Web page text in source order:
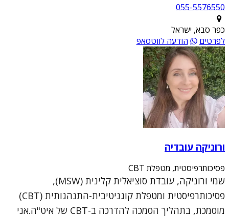
055-5576550
כפר סבא, ישראל
לפרטים
הודעה לווטסאפ
ורוניקה עובדיה
פסיכותרפיסטית, מטפלת CBT
שמי ורוניקה, עובדת סוציאלית קלינית (MSW),
פסיכותרפיסטית ומטפלת קוגניטיבית-התנהגותית (CBT)
מוסמכת, בתהליך הסמכה להדרכה ב-CBT של איט"ה.אני